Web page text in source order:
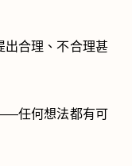
出合理、不合理甚
任何想法都有可